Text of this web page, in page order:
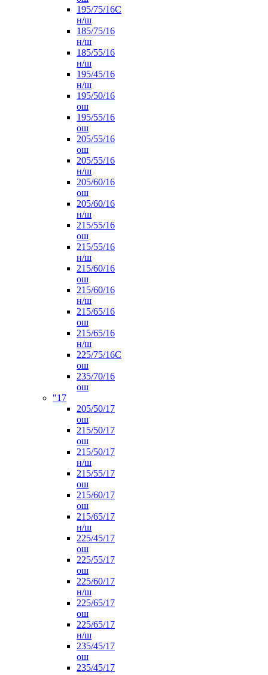
195/75/16С
н/ш
185/75/16
н/ш
185/55/16
н/ш
195/45/16
н/ш
195/50/16
ош
195/55/16
ош
205/55/16
ош
205/55/16
н/ш
205/60/16
ош
205/60/16
н/ш
215/55/16
ош
215/55/16
н/ш
215/60/16
ош
215/60/16
н/ш
215/65/16
ош
215/65/16
н/ш
225/75/16C
ош
235/70/16
ош
"17
205/50/17
ош
215/50/17
ош
215/50/17
н/ш
215/55/17
ош
215/60/17
ош
215/65/17
н/ш
225/45/17
ош
225/55/17
ош
225/60/17
н/ш
225/65/17
ош
225/65/17
н/ш
235/45/17
ош
235/45/17